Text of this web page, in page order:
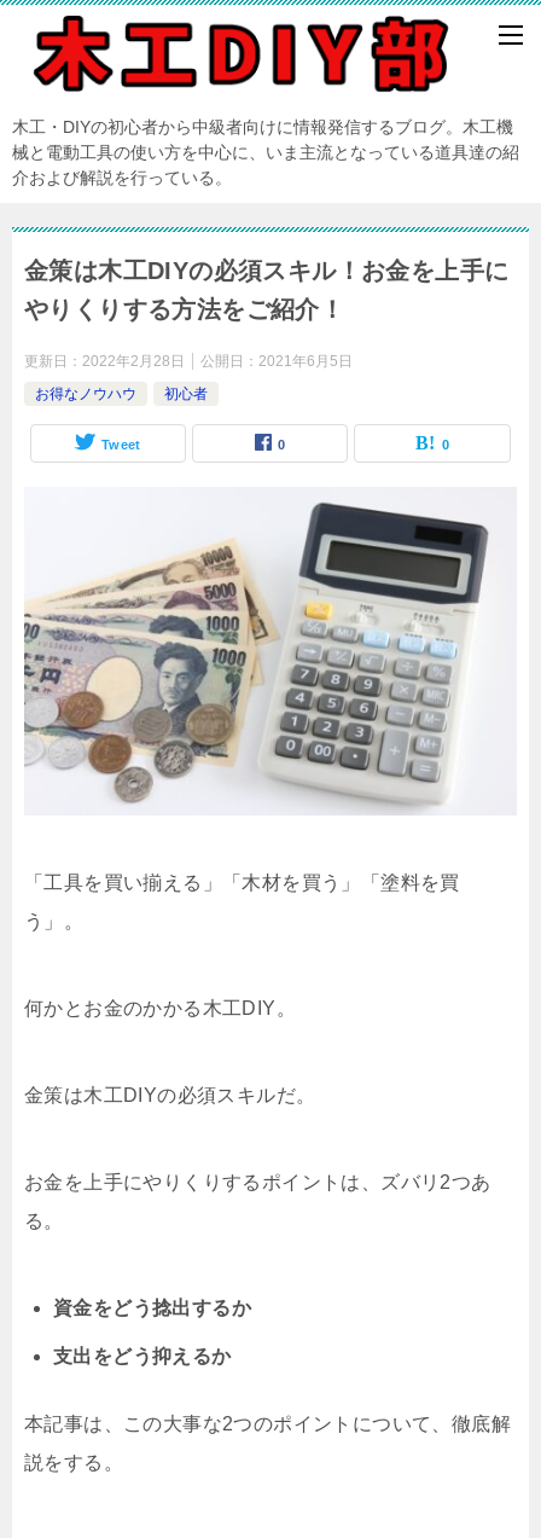
木工・DIYの初心者から中級者向けに情報発信するブログ。木工機
械と電動工具の使い方を中心に、いま主流となっている道具達の紹
介および解説を行っている。
金策は木工DIYの必須スキル！お金を上手に
やりくりする方法をご紹介！
更新日： 2022年2月28日 公開日： 2021年6月5日
お得なノウハウ
初心者
Tweet 0 0
「工具を買い揃える」「木材を買う」「塗料を買
う」。
何かとお金のかかる木工DIY。
金策は木工DIYの必須スキルだ。
お金を上手にやりくりするポイントは、ズバリ2つあ
る。
資金をどう捻出するか
支出をどう抑えるか
本記事は、この大事な2つのポイントについて、徹底解
説をする。